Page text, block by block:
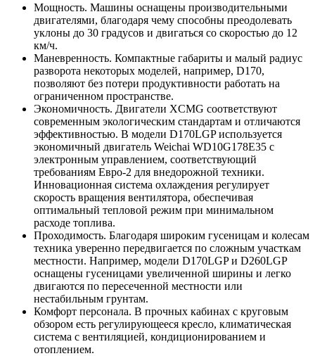
Мощность. Машины оснащены производительными
двигателями, благодаря чему способны преодолевать
уклоны до 30 градусов и двигаться со скоростью до 12
км/ч.
Маневренность. Компактные габариты и малый радиус
разворота некоторых моделей, например, D170,
позволяют без потери продуктивности работать на
ограниченном пространстве.
Экономичность. Двигатели XCMG соответствуют
современным экологическим стандартам и отличаются
эффективностью. В модели D170LGP используется
экономичный двигатель Weichai WD10G178E35 с
электронным управлением, соответствующий
требованиям Евро-2 для внедорожной техники.
Инновационная система охлаждения регулирует
скорость вращения вентилятора, обеспечивая
оптимальный тепловой режим при минимальном
расходе топлива.
Проходимость. Благодаря широким гусеницам и колесам
техника уверенно передвигается по сложным участкам
местности. Например, модели D170LGP и D260LGP
оснащены гусеницами увеличенной ширины и легко
двигаются по пересеченной местности или
нестабильным грунтам.
Комфорт персонала. В прочных кабинах с круговым
обзором есть регулирующееся кресло, климатическая
система с вентиляцией, кондиционированием и
отоплением.